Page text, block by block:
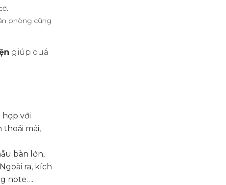
phòng cũng
giúp quá
với
mái,
bàn lớn,
ra, kích
note….